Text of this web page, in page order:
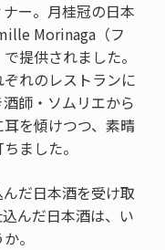
ー。月桂冠の日本
Morinaga（フ
提供されました。
れのレストランに
師・ソムリエから
を傾けつつ、素晴
ました。
だ日本酒を受け取
んだ日本酒は、い
。